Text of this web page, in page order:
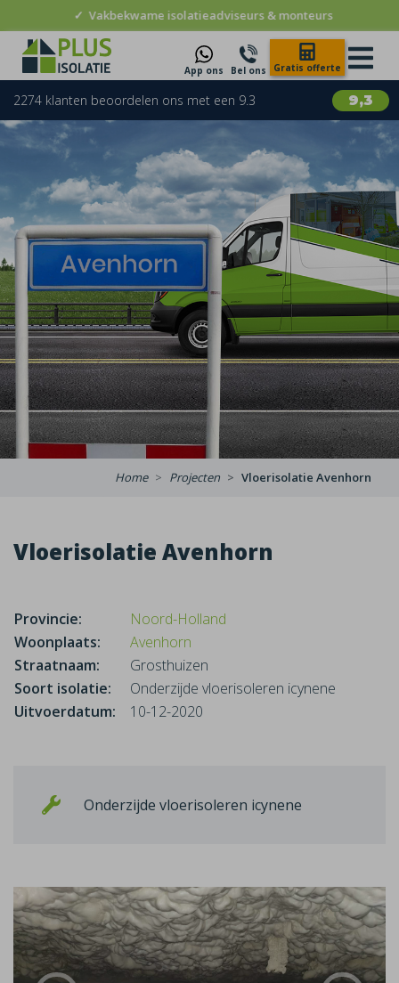
✓ Vakbekwame isolatieadviseurs & monteurs
App ons Bel ons Gratis offerte
9,3
2274 klanten beoordelen ons met een 9.3
Home Projecten Vloerisolatie Avenhorn
Vloerisolatie Avenhorn
Provincie:
Noord-Holland
Woonplaats:
Avenhorn
Straatnaam:
Grosthuizen
Soort isolatie:
Onderzijde vloerisoleren icynene
Uitvoerdatum:
10-12-2020
Onderzijde vloerisoleren icynene